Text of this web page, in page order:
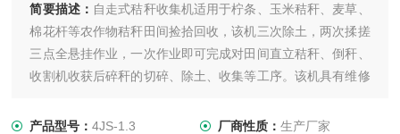
简要描述： 自走式秸秆收集机适用于柠条、玉米秸秆、麦草、
棉花杆等农作物秸秆田间捡拾回收，该机三次除土，两次揉搓
三点全悬挂作业，一次作业即可完成对田间直立秸秆、倒秆、
收割机收获后碎秆的切碎、除土、收集等工序。该机具有维修
料品质，切碎的秸秆还可用于生物发电、造纸或燃料等。
产品型号：4JS-1.3 厂商性质： 生产厂家